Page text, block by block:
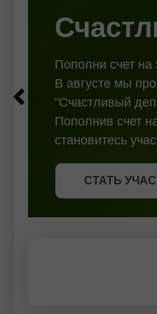
СТАТЬ
Пополни счет
В августе мы
"Счастливый
Пополнив счет
становитесь
СТАТЬ